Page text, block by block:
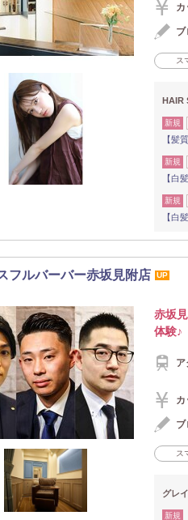
カ
ブ
ス
HAIR
新規
【髪
新規
【白
新規
【白
フルバーバー赤坂見附店 UP
赤坂
体験♪
ア
カ
ブ
ス
グレ
新規